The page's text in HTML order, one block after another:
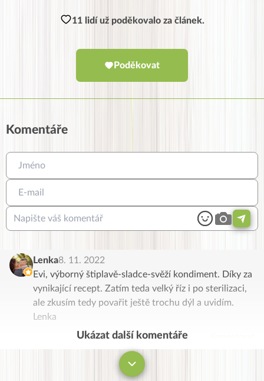
11 lidí už poděkovalo za článek.
Poděkovat
Komentáře
Lenka8. 11. 2022
Evi, výborný štiplavě-sladce-svěží kondiment. Díky za
vynikající recept. Zatím teda velký říz i po sterilizaci,
ale zkusím tedy povařit ještě trochu dýl a uvidím.
Lenka
Ukázat další komentáře